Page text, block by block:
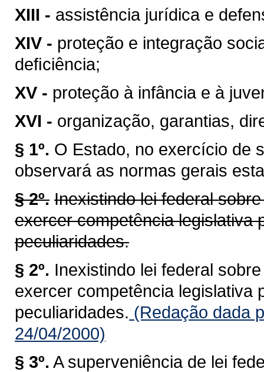
XIII - assistência jurídica e
XIV - proteção e integração
deﬁciência;
XV - proteção à infância e à
XVI - organização, garantias,
§ 1º. O Estado, no exercício de
observará as normas gerais
§ 2º. Inexistindo lei federal
exercer competência legislativa
peculiaridades.
§ 2º. Inexistindo lei federal
exercer competência legislativa
peculiaridades. (Redação dada
24/04/2000)
§ 3º. A superveniência de lei